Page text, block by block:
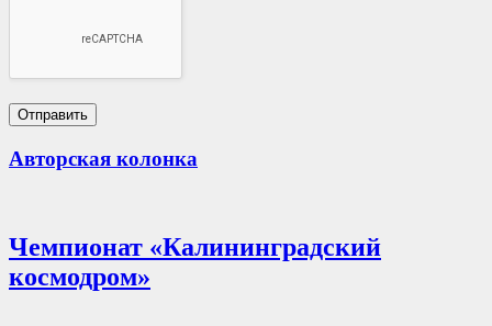
Авторская колонка
Чемпионат «Калининградский
космодром»